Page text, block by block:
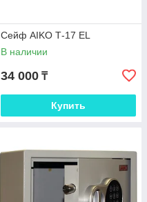
Сейф AIKO Т-17 EL
В наличии
34 000 ₸
Купить